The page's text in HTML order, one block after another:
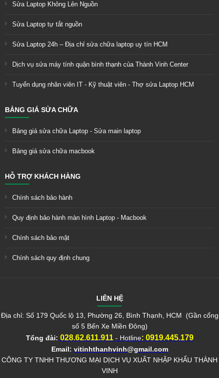
Sửa Laptop Không Lên Nguồn
Sửa Laptop tự tắt nguồn
Sửa Laptop 24h – Địa chỉ sửa chữa laptop uy tín HCM
Dịch vụ sửa máy tính quận bình thạnh của Thành Vinh Center
Tuyển dụng nhân viên IT - Kỹ thuật viên - Thợ sửa Laptop HCM
BẢNG GIÁ SỬA CHỮA
Bảng giá sửa chữa Laptop - Sửa main laptop
Bảng giá sửa chữa macbook
HỖ TRỢ KHÁCH HÀNG
Chính sách bảo hành
Quy định bảo hành màn hình Laptop - Macbook
Chính sách bảo mật
Chính sách quy định chung
LIÊN HỆ
Địa chỉ: Số 179 Quốc lộ 13, Phường 26, Bình Thạnh, HCM (Gần cổng
số 5 Bến Xe Miền Đông)
Tổng đài: 028.62.611.911 - Hotline: 0919.445.179
Email: vitinhthanhvinh@gmail.com
CÔNG TY TNHH THƯƠNG MẠI DỊCH VỤ XUẤT NHẬP KHẨU THÀNH
VINH